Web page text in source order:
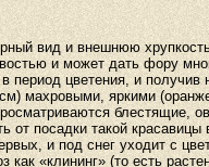
вид и внешнюю
и может дать фору
цветения, и получив
махровыми, яркими
блестящие,
от посадки такой
и под снег уходит с
как «клининг» (то есть